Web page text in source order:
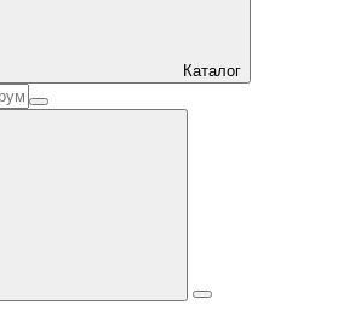
Каталог